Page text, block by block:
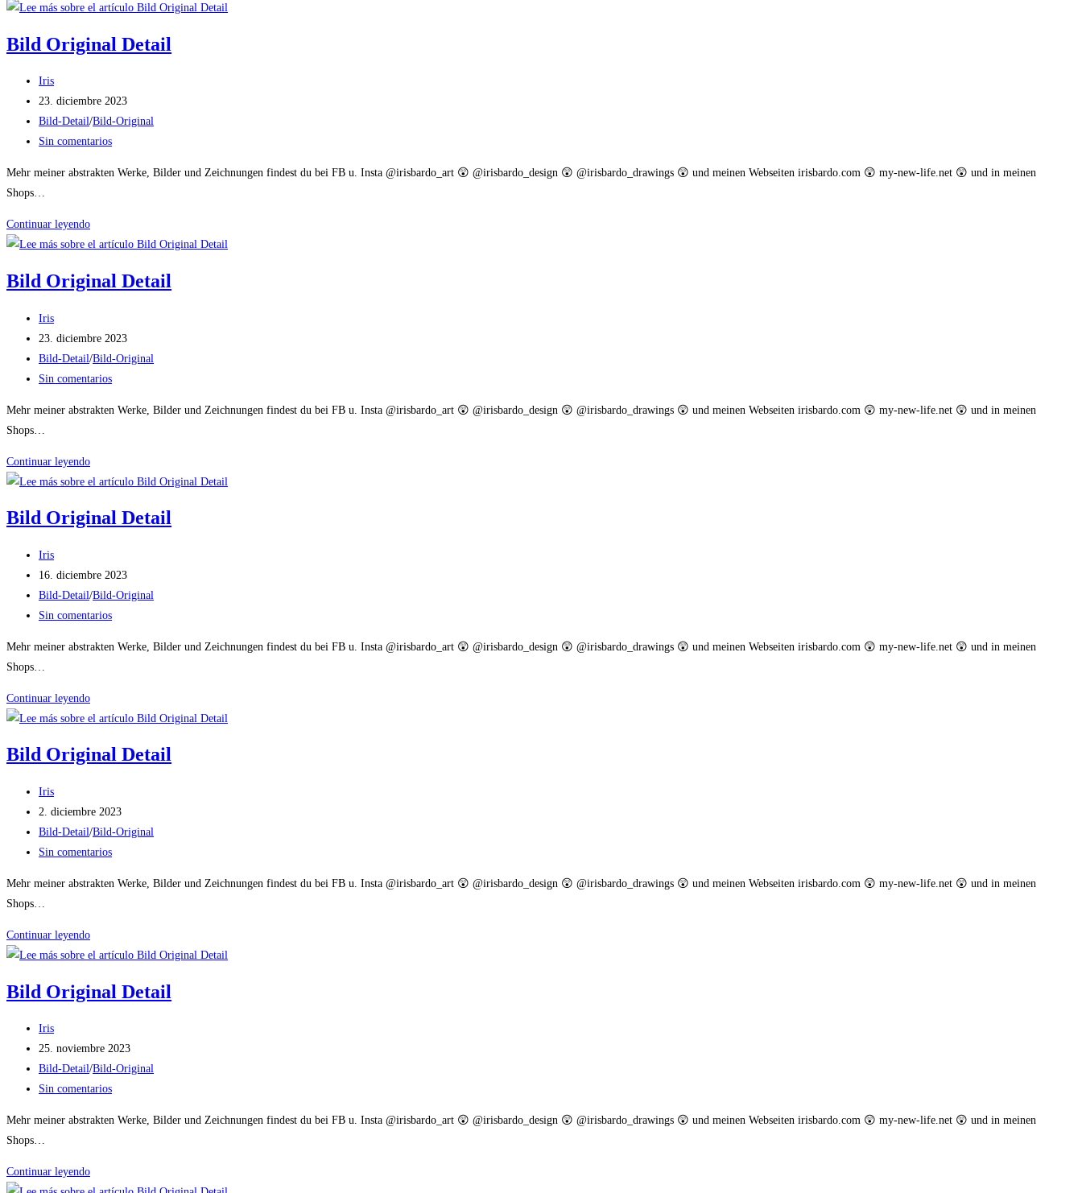
Original
Bild Original Detail
Autor
de
la
entrada:
Iris
Publicación
de
la
23. diciembre 2023
Categoría
de
Bild-Detail/Bild-Original
Comentarios
Sin comentarios
Mehr meiner abstrakten Werke, Bilder und Zeichnungen findest du bei FB u. Insta @irisbardo_art 😲 @irisbardo_design 😲 @irisbardo_drawings 😲 und meinen Webseiten irisbardo.com 😲 my-new-life.net 😲 und in meinen
Shops…
Continuar leyendoBild
Original
Bild Original Detail
Autor
de
la
entrada:
Iris
Publicación
de
la
23. diciembre 2023
Categoría
de
entrada:
Bild-Detail/Bild-Original
Comentarios
la
entrada:
Sin comentarios
Mehr meiner abstrakten Werke, Bilder und Zeichnungen findest du bei FB u. Insta @irisbardo_art 😲 @irisbardo_design 😲 @irisbardo_drawings 😲 und meinen Webseiten irisbardo.com 😲 my-new-life.net 😲 und in meinen
Shops…
Continuar leyendoBild
Original
Bild Original Detail
Autor
de
la
entrada:
Iris
Publicación
de
la
16. diciembre 2023
Categoría
de
Bild-Detail/Bild-Original
Comentarios
Sin comentarios
Mehr meiner abstrakten Werke, Bilder und Zeichnungen findest du bei FB u. Insta @irisbardo_art 😲 @irisbardo_design 😲 @irisbardo_drawings 😲 und meinen Webseiten irisbardo.com 😲 my-new-life.net 😲 und in meinen
Shops…
Continuar leyendoBild
Original
Bild Original Detail
Autor
de
la
entrada:
Iris
Publicación
de
la
2. diciembre 2023
Categoría
de
Bild-Detail/Bild-Original
Comentarios
Sin comentarios
Mehr meiner abstrakten Werke, Bilder und Zeichnungen findest du bei FB u. Insta @irisbardo_art 😲 @irisbardo_design 😲 @irisbardo_drawings 😲 und meinen Webseiten irisbardo.com 😲 my-new-life.net 😲 und in meinen
Shops…
Continuar leyendoBild
Original
Bild Original Detail
Autor
de
la
entrada:
Iris
Publicación
de
la
25. noviembre 2023
Categoría
de
Bild-Detail/Bild-Original
Comentarios
Sin comentarios
Mehr meiner abstrakten Werke, Bilder und Zeichnungen findest du bei FB u. Insta @irisbardo_art 😲 @irisbardo_design 😲 @irisbardo_drawings 😲 und meinen Webseiten irisbardo.com 😲 my-new-life.net 😲 und in meinen
Shops…
Continuar leyendoBild